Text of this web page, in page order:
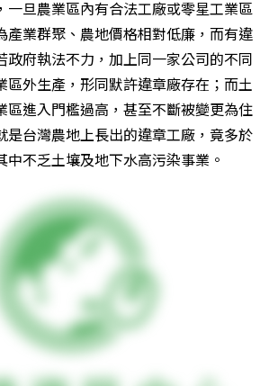
一旦農業區內有合法工廠或零星工業區
產業群聚、農地價格相對低廉，而有違
政府執法不力，加上同一家公司的不同
區外生產，形同默許違章廠存在；而土
區進入門檻過高，甚至不斷被變更為住
是台灣農地上長出的違章工廠，竟多於
中不乏土壤及地下水高污染事業。